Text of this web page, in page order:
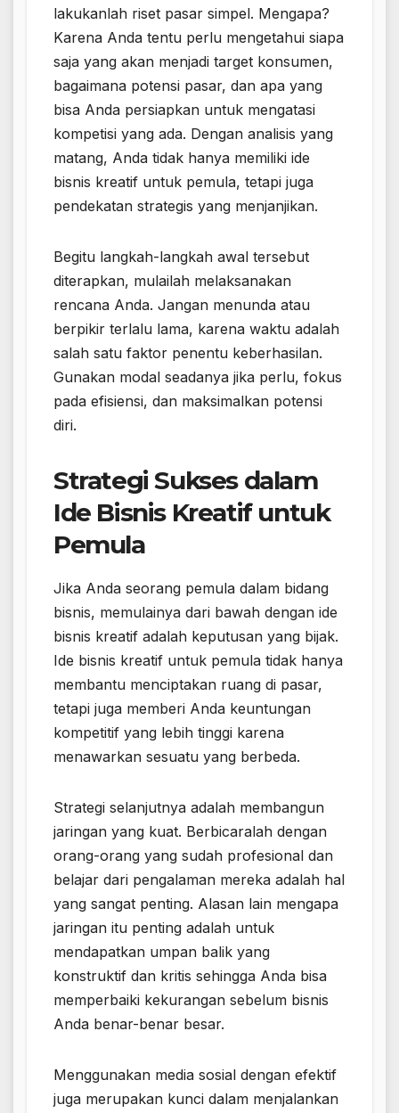
lakukanlah riset pasar simpel. Mengapa?
Karena Anda tentu perlu mengetahui siapa
saja yang akan menjadi target konsumen,
bagaimana potensi pasar, dan apa yang
bisa Anda persiapkan untuk mengatasi
kompetisi yang ada. Dengan analisis yang
matang, Anda tidak hanya memiliki ide
bisnis kreatif untuk pemula, tetapi juga
pendekatan strategis yang menjanjikan.
Begitu langkah-langkah awal tersebut
diterapkan, mulailah melaksanakan
rencana Anda. Jangan menunda atau
berpikir terlalu lama, karena waktu adalah
salah satu faktor penentu keberhasilan.
Gunakan modal seadanya jika perlu, fokus
pada efisiensi, dan maksimalkan potensi
diri.
Strategi Sukses dalam
Ide Bisnis Kreatif untuk
Pemula
Jika Anda seorang pemula dalam bidang
bisnis, memulainya dari bawah dengan ide
bisnis kreatif adalah keputusan yang bijak.
Ide bisnis kreatif untuk pemula tidak hanya
membantu menciptakan ruang di pasar,
tetapi juga memberi Anda keuntungan
kompetitif yang lebih tinggi karena
menawarkan sesuatu yang berbeda.
Strategi selanjutnya adalah membangun
jaringan yang kuat. Berbicaralah dengan
orang-orang yang sudah profesional dan
belajar dari pengalaman mereka adalah hal
yang sangat penting. Alasan lain mengapa
jaringan itu penting adalah untuk
mendapatkan umpan balik yang
konstruktif dan kritis sehingga Anda bisa
memperbaiki kekurangan sebelum bisnis
Anda benar-benar besar.
Menggunakan media sosial dengan efektif
juga merupakan kunci dalam menjalankan